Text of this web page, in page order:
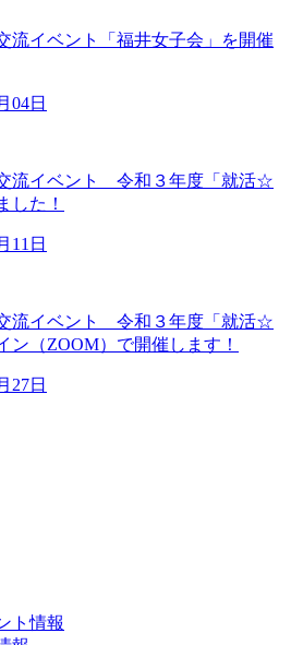
イベント「福井女子会」を開催
04日
流イベント 令和３年度「就活☆
した！
11日
流イベント 令和３年度「就活☆
ン（ZOOM）で開催します！
27日
ト情報